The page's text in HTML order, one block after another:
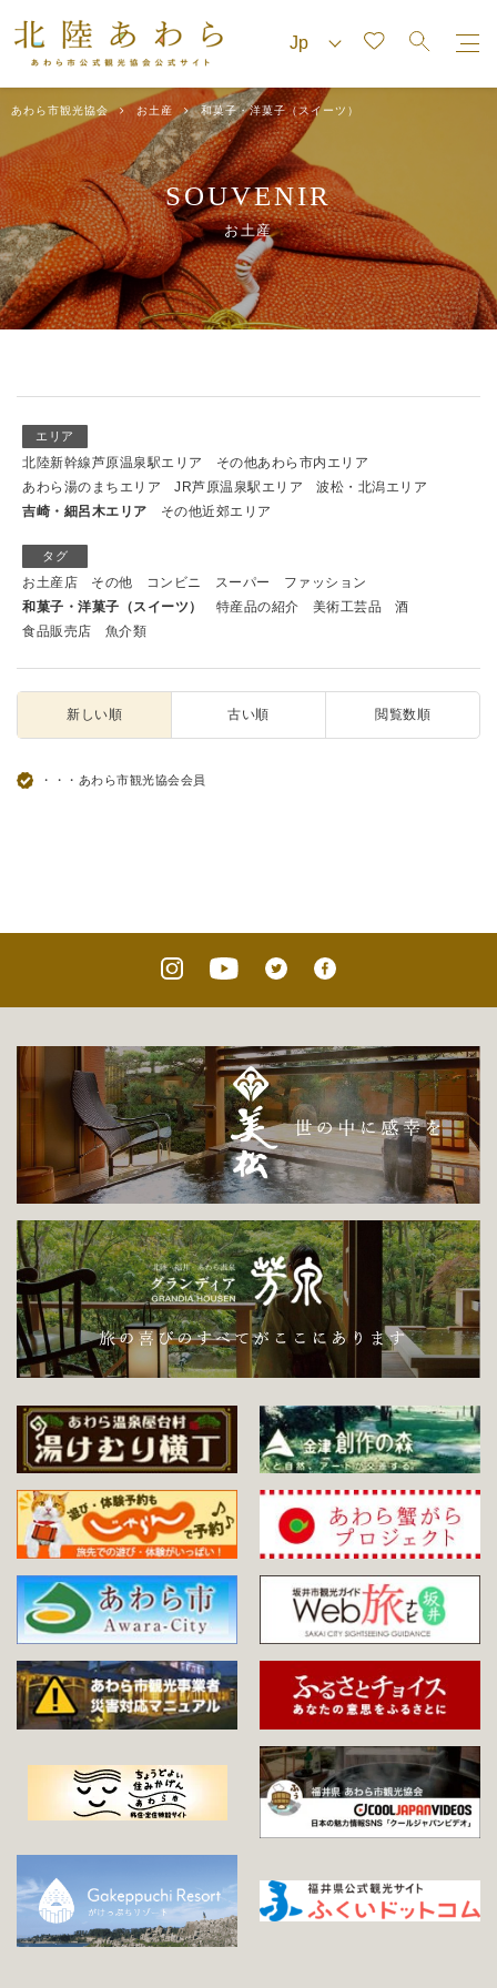
あわら市観光協会 お土産 和菓子・洋菓子（スイーツ）
SOUVENIR
お土産
エリア
北陸新幹線芦原温泉駅エリア
その他あわら市内エリア
あわら湯のまちエリア
JR芦原温泉駅エリア
波松・北潟エリア
吉崎・細呂木エリア
その他近郊エリア
タグ
お土産店 その他 コンビニ スーパー
ファッション
和菓子・洋菓子（スイーツ）
特産品の紹介 美術工芸品
酒
食品販売店
魚介類
新しい順 古い順 閲覧数順
・・・あわら市観光協会会員